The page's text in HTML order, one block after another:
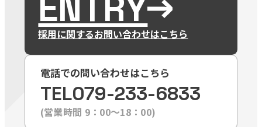
採用に関するお問い合わせはこちら
電話での問い合わせはこちら
TEL079-233-6833
(営業時間 9：00〜18：00)